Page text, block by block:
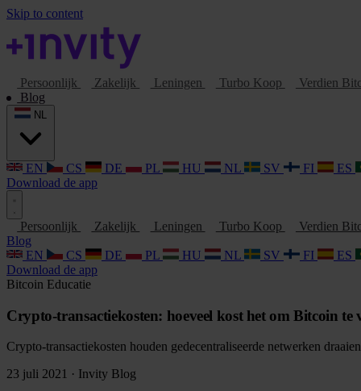
Skip to content
Persoonlijk Zakelijk Leningen Turbo Koop Verdien
Blog
EN CS DE PL HU NL SV FI ES
Download de app
Persoonlijk Zakelijk Leningen Turbo Koop Verdien
Blog
EN
CS DE PL HU NL SV FI ES
Download de app
Bitcoin Educatie
Crypto-transactiekosten: hoeveel kost het om Bitcoin te
Crypto-transactiekosten houden gedecentraliseerde netwerken
23 juli 2021 · Invity Blog